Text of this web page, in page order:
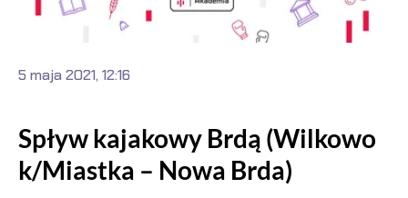
Spływ kajakowy Brdą (Wilkowo
k/Miastka – Nowa Brda)
5 maja 2021, 12:16